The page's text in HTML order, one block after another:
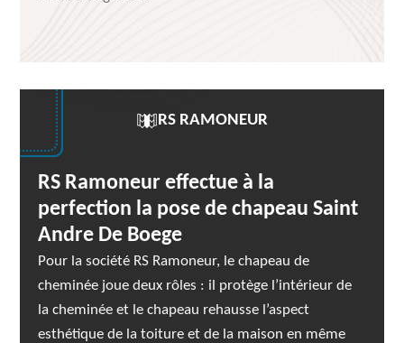
RS RAMONEUR
RS Ramoneur effectue à la
perfection la pose de chapeau Saint
Andre De Boege
Pour la société RS Ramoneur, le chapeau de
cheminée joue deux rôles : il protège l’intérieur de
la cheminée et le chapeau rehausse l’aspect
esthétique de la toiture et de la maison en même